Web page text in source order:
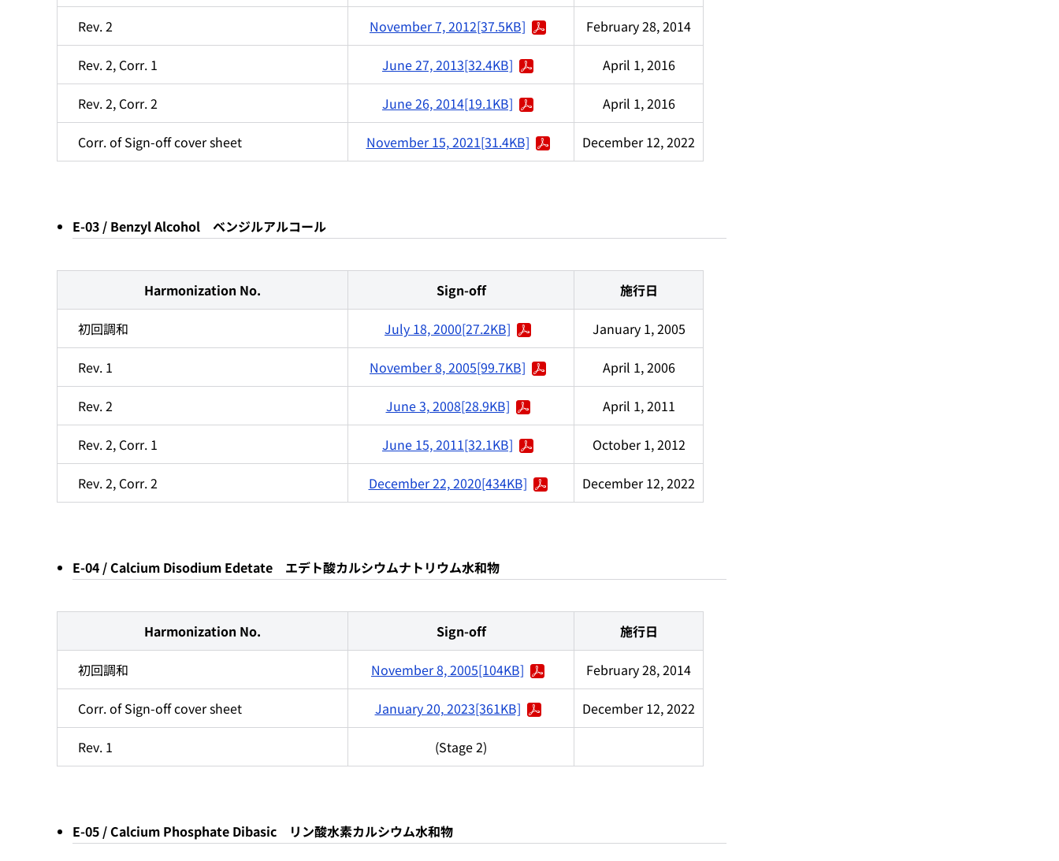
Rev. 2 November 7, 2012[37.5KB] February 28, 2014
Rev. 2, Corr. 1 June 27, 2013[32.4KB] April 1, 2016
Rev. 2, Corr. 2 June 26, 2014[19.1KB] April 1, 2016
Corr. of Sign-off cover sheet November 15, 2021[31.4KB] December 12, 2022
E-03 / Benzyl Alcohol ベンジルアルコール
Harmonization No. Sign-off 施行日
初回調和 July 18, 2000[27.2KB] January 1, 2005
Rev. 1 November 8, 2005[99.7KB] April 1, 2006
Rev. 2 June 3, 2008[28.9KB] April 1, 2011
Rev. 2, Corr. 1 June 15, 2011[32.1KB] October 1, 2012
Rev. 2, Corr. 2 December 22, 2020[434KB] December 12, 2022
E-04 / Calcium Disodium Edetate エデト酸カルシウムナトリウム水和物
Harmonization No. Sign-off 施行日
初回調和 November 8, 2005[104KB] February 28, 2014
Corr. of Sign-off cover sheet January 20, 2023[361KB] December 12, 2022
Rev. 1 (Stage 2)
E-05 / Calcium Phosphate Dibasic リン酸水素カルシウム水和物